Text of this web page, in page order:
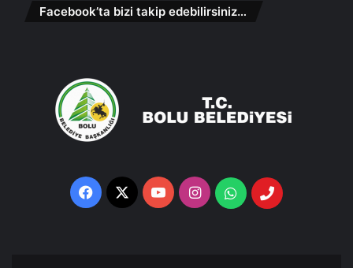
Facebook’ta bizi takip edebilirsiniz…
Facebook
X YouTubeInstagramWhatsappTelefon